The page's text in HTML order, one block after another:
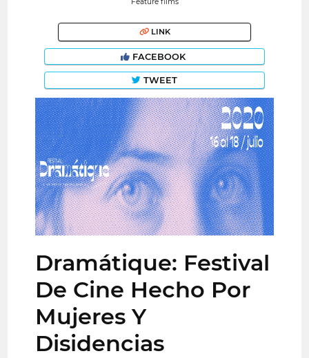
LINK
FACEBOOK
TWEET
Dramátique: Festival
De Cine Hecho Por
Mujeres Y
Disidencias